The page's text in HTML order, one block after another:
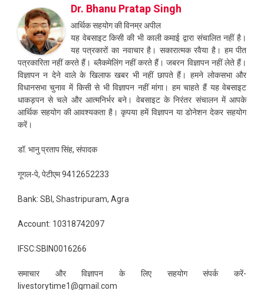
Dr. Bhanu Pratap Singh
आर्थिक सहयोग की विनम्र अपील
यह वेबसाइट किसी की भी काली कमाई द्वारा संचालित नहीं है।
यह पत्रकारों का नवाचार है। सकारात्मक रवैया है। हम पीत
पत्रकारिता नहीं करते हैं। ब्लैकमेलिंग नहीं करते हैं। जबरन विज्ञापन नहीं लेते हैं।
विज्ञापन न देने वाले के खिलाफ खबर भी नहीं छापते हैं। हमने लोकसभा और
विधानसभा चुनाव में किसी से भी विज्ञापन नहीं मांगा। हम चाहते हैं यह वेबसाइट
धाकड़पन से चले और आत्मनिर्भर बने। वेबसाइट के निरंतर संचालन में आपके
आर्थिक सहयोग की आवश्यकता है। कृपया हमें विज्ञापन या डोनेशन देकर सहयोग
करें।
डॉ. भानु प्रताप सिंह, संपादक
गूगल-पे, पेटीएम 9412652233
Bank: SBI, Shastripuram, Agra
Account: 10318742097
IFSC:SBIN0016266
समाचार और विज्ञापन के लिए सहयोग संपर्क करें-
livestorytime1@gmail.com